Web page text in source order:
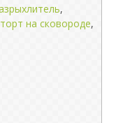
,
на сковороде,